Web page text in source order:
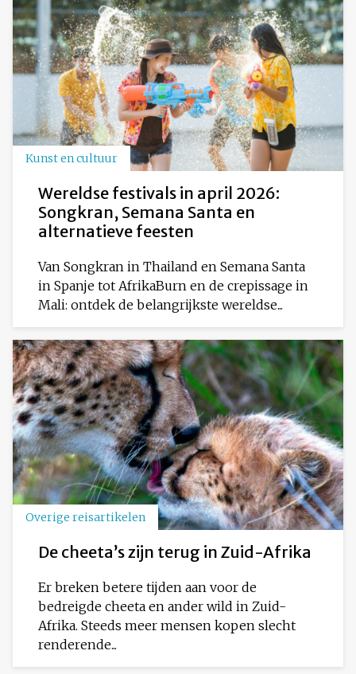
Kunst en cultuur
Wereldse festivals in april 2026:
Songkran, Semana Santa en
alternatieve feesten
Van Songkran in Thailand en Semana Santa
in Spanje tot AfrikaBurn en de crepissage in
Mali: ontdek de belangrijkste wereldse...
Overige reisartikelen
De cheeta’s zijn terug in Zuid-Afrika
Er breken betere tijden aan voor de
bedreigde cheeta en ander wild in Zuid-
Afrika. Steeds meer mensen kopen slecht
renderende...